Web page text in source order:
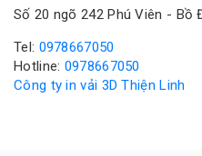
Số 20 ngõ 242 Phú Viên - Bồ
Tel: 0978667050
Hotline: 0978667050
Công ty in vải 3D Thiện Linh